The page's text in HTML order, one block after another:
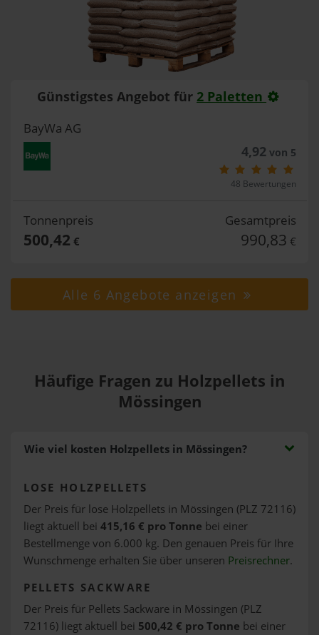
Günstigstes Angebot für 2 Paletten
BayWa AG
4,92von 5
48 Bewertungen
Tonnenpreis
500,42 €
Gesamtpreis
990,83 €
Alle 6 Angebote anzeigen
Häufige Fragen zu Holzpellets in
Mössingen
Wie viel kosten Holzpellets in Mössingen?
LOSE HOLZPELLETS
Der Preis für lose Holzpellets in Mössingen (PLZ 72116)
liegt aktuell bei 415,16 € pro Tonne bei einer
Bestellmenge von 6.000 kg. Den genauen Preis für Ihre
Wunschmenge erhalten Sie über unseren Preisrechner.
PELLETS SACKWARE
Der Preis für Pellets Sackware in Mössingen (PLZ
72116) liegt aktuell bei 500,42 € pro Tonne bei einer